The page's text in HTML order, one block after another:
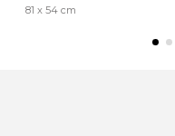
81 x 54 cm